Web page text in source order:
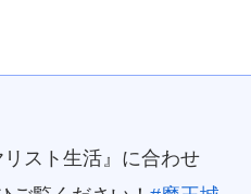
スト生活』に合わせ